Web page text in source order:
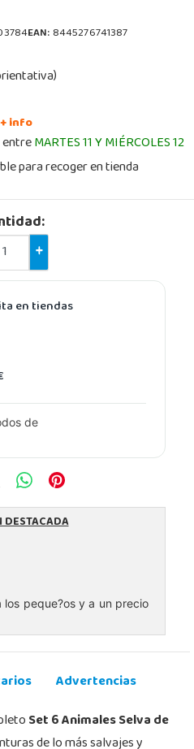
EAN:8445276741387
+ info
MARTES 11 Y MIÉRCOLES 12
para recoger en tienda
+
en tiendas
los peque?os y a un precio
Advertencias
Set 6 Animales Selva de